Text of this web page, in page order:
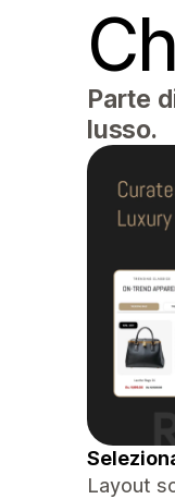
Parte
lusso.
Layout